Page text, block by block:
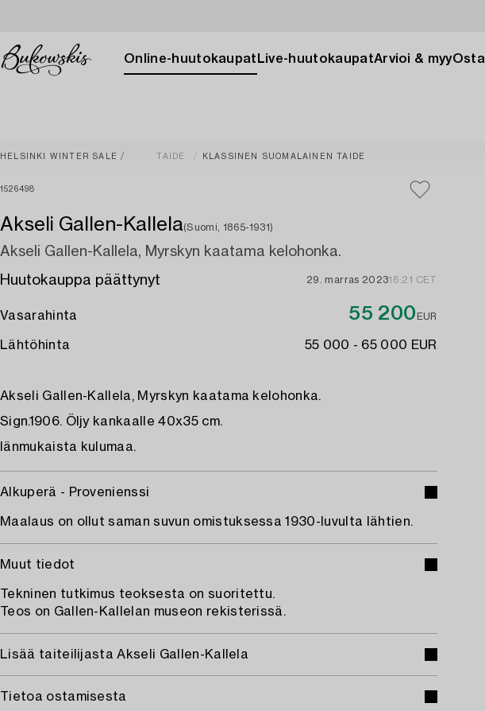
Online-huutokaupat Live-huutokaupatArvioi & myyOsta
HELSINKI WINTER SALE TAIDE KLASSINEN SUOMALAINEN TAIDE
1526498
Akseli Gallen-Kallela(Suomi, 1865-1931)
Akseli Gallen-Kallela, Myrskyn kaatama kelohonka.
Huutokauppa päättynyt
29. marras 202316:21 CET
Vasarahinta 55 200 EUR
Lähtöhinta 55 000 - 65 000 EUR
Akseli Gallen-Kallela, Myrskyn kaatama kelohonka.
Sign.1906. Öljy kankaalle 40x35 cm.
Iänmukaista kulumaa.
Alkuperä - Provenienssi
Maalaus on ollut saman suvun omistuksessa 1930-luvulta lähtien.
Muut tiedot
Tekninen tutkimus teoksesta on suoritettu.
Teos on Gallen-Kallelan museon rekisterissä.
Lisää taiteilijasta Akseli Gallen-Kallela
Tietoa ostamisesta